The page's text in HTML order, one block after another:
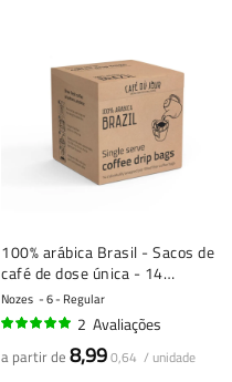
100% arábica Brasil - Sacos de
café de dose única - 14
unidades
Nozes 6 - Regular
2 Avaliações
a partir de 8,990,64 / unidade